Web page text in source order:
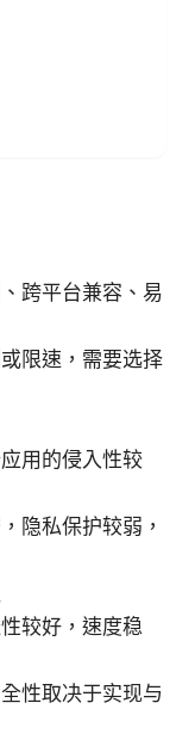
跨平台兼容、易
限速，需要选择
用的侵入性较
隐私保护较弱，
较好，速度稳
性取决于实现与